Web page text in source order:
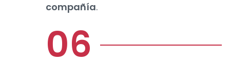
compañía.